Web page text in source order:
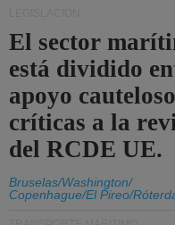
El sector
está dividido
apoyo
críticas a la
del RCDE UE.
Bruselas/Washington/
Copenhague/El Pireo/